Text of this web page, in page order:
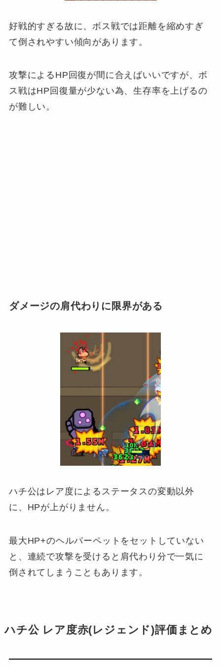
好戦的すぎる故に、ボス戦では距離を縮めすぎ
て倒されやすい傾向があります。
攻撃によるHP回復が間に合えばいいですが、ボ
ス戦はHP回復量が少ない為、生存率を上げるの
が難しい。
ダメージの肩代わりに限界がある
ハチ公はレア度によるステータスの変動以外
に、HPが上がりません。
最大HP+のヘルパーペットをセットしていない
と、連続で攻撃を受けると肩代わり分で一気に
倒されてしまうこともあります。
ハチ公 レア度赤(レジェンド)評価まとめ